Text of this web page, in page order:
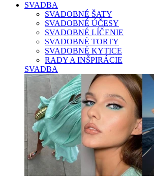
SVADBA
SVADOBNÉ ŠATY
SVADOBNÉ ÚČESY
SVADOBNÉ LÍČENIE
SVADOBNÉ TORTY
SVADOBNÉ KYTICE
RADY A INŠPIRÁCIE
SVADBA